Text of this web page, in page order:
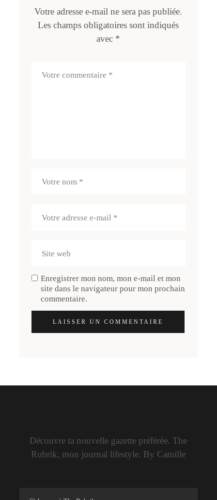
Votre adresse e-mail ne sera pas publiée.
Les champs obligatoires sont indiqués
avec *
Enregistrer mon nom, mon e-mail et mon
site dans le navigateur pour mon prochain
commentaire.
LAISSER UN COMMENTAIRE
Découvre ta nouvelle gazette préférée. The
Rubrik, mon journal lifestyle. By Camille